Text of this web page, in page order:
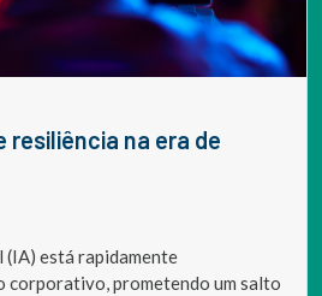
está rapidamente
corporativo, prometendo um salto